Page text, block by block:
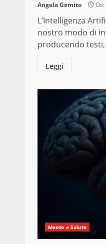
Angela Gemito Ott
L’Intelligenza
nostro modo di
producendo
Leggi
Mente e Salute